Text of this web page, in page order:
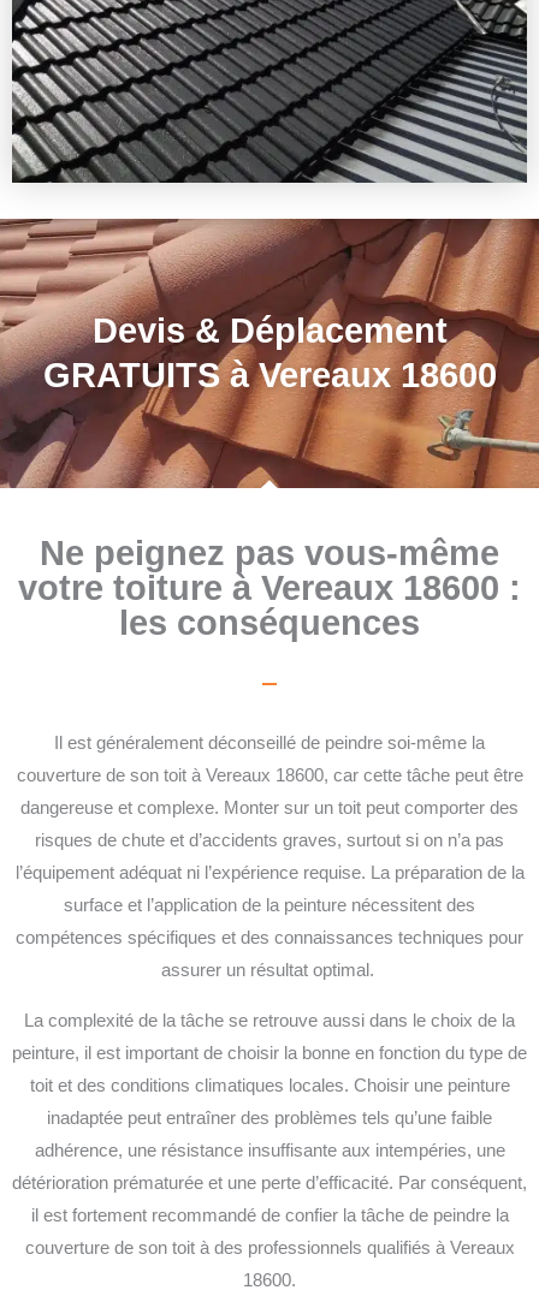
Devis & Déplacement
GRATUITS à Vereaux 18600
Ne peignez pas vous-même
votre toiture à Vereaux 18600 :
les conséquences
Il est généralement déconseillé de peindre soi-même la
couverture de son toit à Vereaux 18600, car cette tâche peut être
dangereuse et complexe. Monter sur un toit peut comporter des
risques de chute et d’accidents graves, surtout si on n’a pas
l’équipement adéquat ni l’expérience requise. La préparation de la
surface et l’application de la peinture nécessitent des
compétences spécifiques et des connaissances techniques pour
assurer un résultat optimal.
La complexité de la tâche se retrouve aussi dans le choix de la
peinture, il est important de choisir la bonne en fonction du type de
toit et des conditions climatiques locales. Choisir une peinture
inadaptée peut entraîner des problèmes tels qu’une faible
adhérence, une résistance insuffisante aux intempéries, une
détérioration prématurée et une perte d’efficacité. Par conséquent,
il est fortement recommandé de confier la tâche de peindre la
couverture de son toit à des professionnels qualifiés à Vereaux
18600.